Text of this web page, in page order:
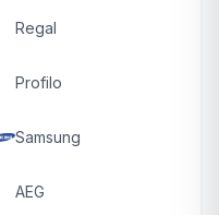
Regal
Profilo
Samsung
AEG